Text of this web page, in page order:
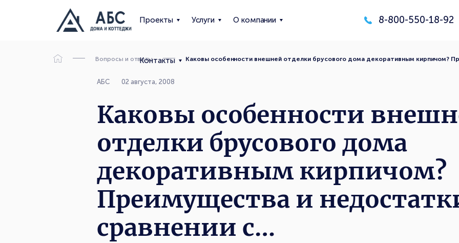
Проекты Услуги О компании
Контакты
8-800-550-18-92
Вопросы и ответы Каковы особенности внешней отделки брусового дома декоративным кирпичом?
АБС 02 августа, 2008
Каковы особенности
отделки брусового дома
декоративным кирпичом?
Преимущества и
сравнении с…